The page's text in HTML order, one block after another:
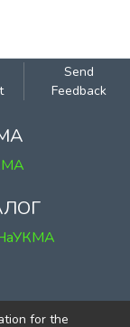
Send
Feedback
НаУКМА
2
for the